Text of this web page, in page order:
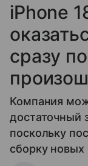
iPhone
сразу
Компания
достаточный
поскольку
сборку